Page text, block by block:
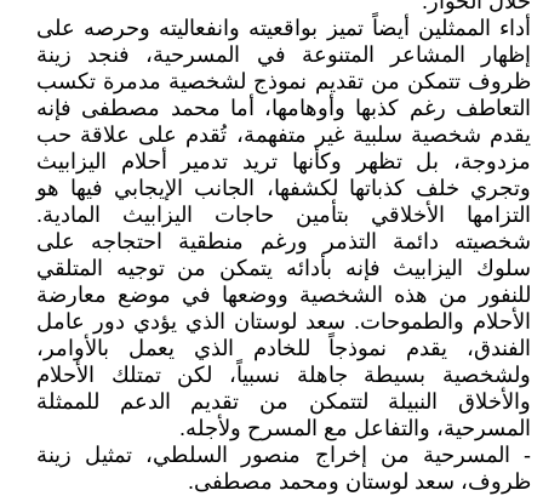
أداء الممثلين أيضاً تميز بواقعيته وانفعاليته وحرصه على
إظهار المشاعر المتنوعة في المسرحية، فنجد زينة
ظروف تتمكن من تقديم نموذج لشخصية مدمرة تكسب
التعاطف رغم كذبها وأوهامها، أما محمد مصطفى فإنه
يقدم شخصية سلبية غير متفهمة، تُقدم على علاقة حب
مزدوجة، بل تظهر وكأنها تريد تدمير أحلام اليزابيث
وتجري خلف كذباتها لكشفها، الجانب الإيجابي فيها هو
التزامها الأخلاقي بتأمين حاجات اليزابيث المادية.
شخصيته دائمة التذمر ورغم منطقية احتجاجه على
سلوك اليزابيث فإنه بأدائه يتمكن من توجيه المتلقي
للنفور من هذه الشخصية ووضعها في موضع معارضة
الأحلام والطموحات. سعد لوستان الذي يؤدي دور عامل
الفندق، يقدم نموذجاً للخادم الذي يعمل بالأوامر،
ولشخصية بسيطة جاهلة نسبياً، لكن تمتلك الأحلام
والأخلاق النبيلة لتتمكن من تقديم الدعم للممثلة
المسرحية، والتفاعل مع المسرح ولأجله.
- المسرحية من إخراج منصور السلطي، تمثيل زينة
ظروف، سعد لوستان ومحمد مصطفى.